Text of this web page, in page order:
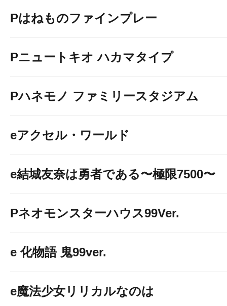
Pはねものファインプレー
Pニュートキオ ハカマタイプ
Pハネモノ ファミリースタジアム
eアクセル・ワールド
e結城友奈は勇者である〜極限7500〜
Pネオモンスターハウス99Ver.
e 化物語 鬼99ver.
e魔法少女リリカルなのは